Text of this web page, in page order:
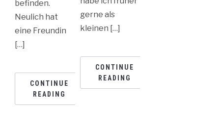
befinden.
Neulich hat
eine Freundin
[…]
CONTINUE
READING
gerne als
kleinen […]
CONTINUE
READING